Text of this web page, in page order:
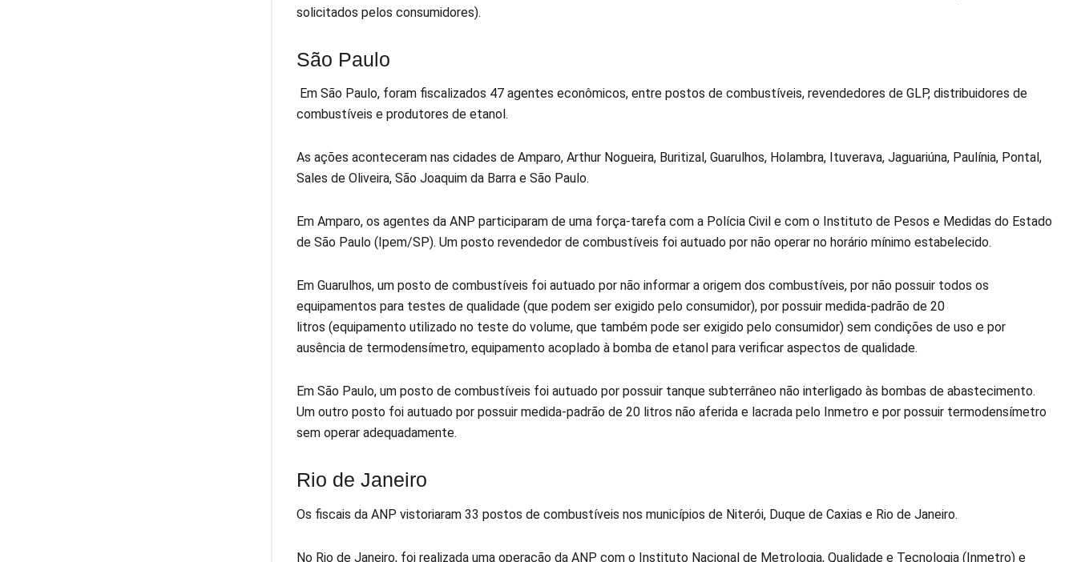
solicitados pelos consumidores).
São Paulo
Em São Paulo, foram fiscalizados 47 agentes econômicos, entre postos de combustíveis, revendedores de GLP, distribuidores de
combustíveis e produtores de etanol.
As ações aconteceram nas cidades de Amparo, Arthur Nogueira, Buritizal, Guarulhos, Holambra, Ituverava, Jaguariúna, Paulínia, Pontal,
Sales de Oliveira, São Joaquim da Barra e São Paulo.
Em Amparo, os agentes da ANP participaram de uma força-tarefa com a Polícia Civil e com o Instituto de Pesos e Medidas do Estado
de São Paulo (Ipem/SP). Um posto revendedor de combustíveis foi autuado por não operar no horário mínimo estabelecido.
Em Guarulhos, um posto de combustíveis foi autuado por não informar a origem dos combustíveis, por não possuir todos os
equipamentos para testes de qualidade (que podem ser exigido pelo consumidor), por possuir medida-padrão de 20
litros (equipamento utilizado no teste do volume, que também pode ser exigido pelo consumidor) sem condições de uso e por
ausência de termodensímetro, equipamento acoplado à bomba de etanol para verificar aspectos de qualidade.
Em São Paulo, um posto de combustíveis foi autuado por possuir tanque subterrâneo não interligado às bombas de abastecimento.
Um outro posto foi autuado por possuir medida-padrão de 20 litros não aferida e lacrada pelo Inmetro e por possuir termodensímetro
sem operar adequadamente.
Rio de Janeiro
Os fiscais da ANP vistoriaram 33 postos de combustíveis nos municípios de Niterói, Duque de Caxias e Rio de Janeiro.
No Rio de Janeiro, foi realizada uma operação da ANP com o Instituto Nacional de Metrologia, Qualidade e Tecnologia (Inmetro) e